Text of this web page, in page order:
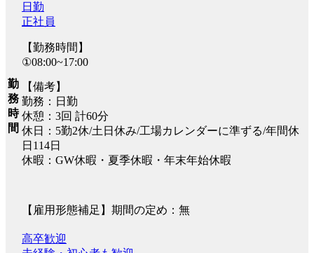
勤
務
時
間
日勤
正社員
【勤務時間】
①08:00~17:00
【備考】
勤務：日勤
休憩：3回 計60分
休日：5勤2休/土日休み/工場カレンダーに準ずる/年間休
日114日
休暇：GW休暇・夏季休暇・年末年始休暇
【雇用形態補足】期間の定め：無
高卒歓迎